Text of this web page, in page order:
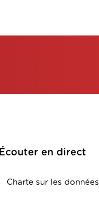
Écouter en direct
Charte sur les